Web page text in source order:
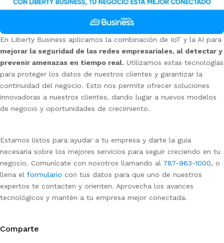
En Liberty Business aplicamos la combinación de IoT y la AI para
mejorar la seguridad de las redes empresariales, al detectar y
prevenir amenazas en tiempo real. Utilizamos estas tecnologías
para proteger los datos de nuestros clientes y garantizar la
continuidad del negocio. Esto nos permite ofrecer soluciones
innovadoras a nuestros clientes, dando lugar a nuevos modelos
de negocio y oportunidades de crecimiento.
Estamos listos para ayudar a tu empresa y darte la guía
necesaria sobre los mejores servicios para seguir creciendo en tu
negocio. Comunícate con nosotros llamando al 787-963-1000, o
llena el formulario con tus datos para que uno de nuestros
expertos te contacten y orienten. Aprovecha los avances
tecnológicos y mantén a tu empresa mejor conectada.
Comparte